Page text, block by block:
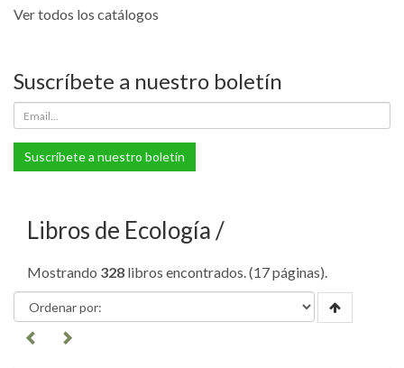
Ver todos los catálogos
Suscríbete a nuestro boletín
Suscríbete a nuestro boletín
Libros de Ecología
Mostrando 328 libros encontrados. (17 páginas).